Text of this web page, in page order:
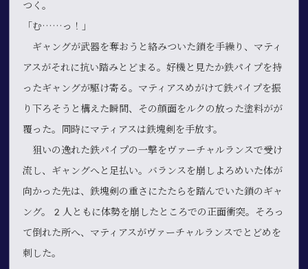
つく。
「む……っ！」
ギャングが武器を奪おうと絡みついた鎖を手繰り、マティ
アスがそれに抗い踏みとどまる。好機と見たか鉄パイプを持
ったギャングが駆け寄る。マティアスめがけて鉄パイプを振
り下ろそうと構えた瞬間、その顔面をルクの放った塗料がが
覆った。同時にマティアスは鉄塊剣を手放す。
狙いの逸れた鉄パイプの一撃をヴァーチャルランスで受け
流し、ギャングへと足払い。バランスを崩しよろめいた体が
向かった先は、鉄塊剣の重さにたたらを踏んでいた鎖のギャ
ング。2人ともに体勢を崩したところでの正面衝突。そろっ
て倒れた所へ、マティアスがヴァーチャルランスでとどめを
刺した。